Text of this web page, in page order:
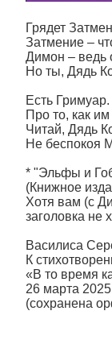
Грядет
Затмение –
Димон – ведь
Но ты, Дядь
Есть
Про то, как
Читай, Дядь
Не беспокоя
* "Эльфы и
(Книжное
Хотя вам (с
заголовка не
Василиса
К
«В то время
26 марта 2025
(сохранена